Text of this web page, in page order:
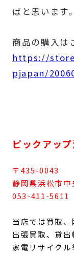
ばと思います。
商品の購入は
https://
pjapan/
ピックアッ
〒435-0043
静岡県浜松市
053-411-5611
当店では買取
出張買取、貸
家電リサイク